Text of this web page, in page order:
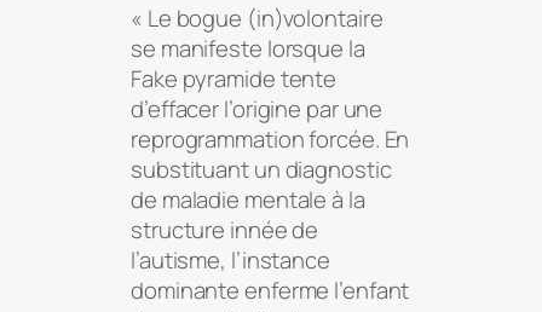
« Le bogue (in)volontaire
se manifeste lorsque la
Fake pyramide tente
d’effacer l’origine par une
reprogrammation forcée. En
substituant un diagnostic
de maladie mentale à la
structure innée de
l’autisme, l’instance
dominante enferme l’enfant